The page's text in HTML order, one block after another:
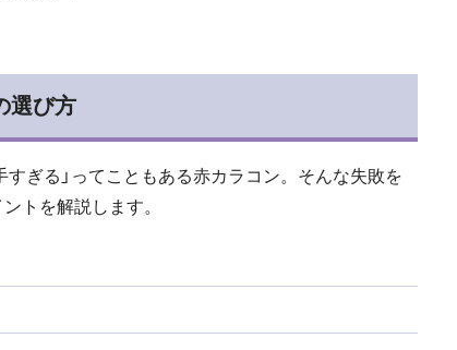
選び方
すぎる」ってこともある赤カラコン。そんな失敗を
トを解説します。